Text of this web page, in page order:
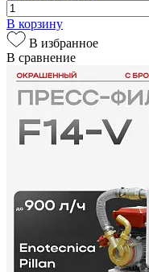
В корзину
В избранное
В сравнение